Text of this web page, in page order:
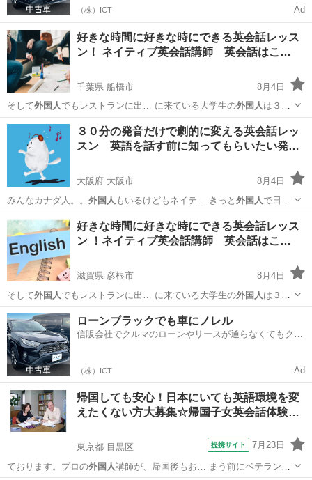
（株）ICT Ad
好きな時間に好きな時にできる英会話レッス
ン！ ネイティブ英会話講師 英会話はこ…
千葉県 船橋市
8月4日
そして外国人でもレストランに出… に来ている大学生の外国人は３カ
国語を話せて… ている。 無料で外国人と話せるアプリなど…
千葉 船橋市 英語 敬語
３０分の発音だけで劇的に変える英会話レッ
スン 英語を話す前に知ってもらいたい発…
大阪府 大阪市
8月4日
みんなカナダ人。。 外国人 もいるけどもネイテ… きっと 外国人 で日本
語を話す人も…
大阪 大阪市 英語 アルファベット
好きな時間に好きな時にできる英会話レッス
ン ！ネイティブ英会話講師 英会話はこ…
滋賀県 彦根市
8月4日
そして外国人 でもレストランに出… に来ている大学生の外国人 は３カ
国語を話せて… ている。 無料で外国人と話せるアプリなど…
滋賀 彦根市 英会話 VML
ローンブラックでも車にノレル
信販会社でクルマのローンやリースが通らなくてもクル
（株）ICT Ad
帰国しても安心！日本にいても英語環境を変
えたくない方大募集☆帰国子女英会話体験…
東京都 目黒区 提携サイト 7月23日
ております。プロの外国人講師が、帰国後もお… まう前にベテランの